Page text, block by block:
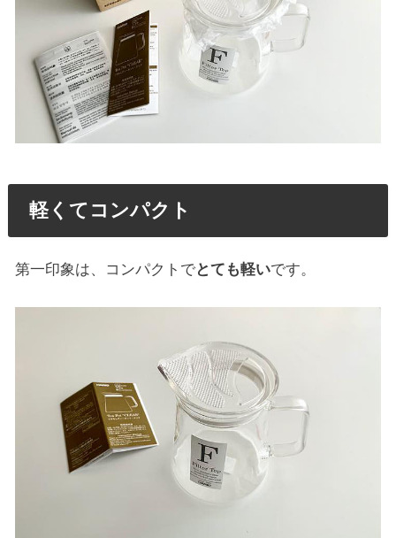
軽くてコンパクト
第一印象は、コンパクトでとても軽いです。